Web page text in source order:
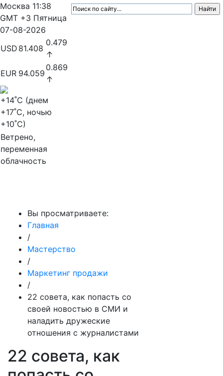
Москва 11:38
GMT +3 Пятница
07-08-2026
USD 81.408
0.479
↑
EUR 94.059
0.869
↑
+14˚C (днем
+17˚C, ночью
+10˚C)
Ветрено,
переменная
облачность
Вы просматриваете:
Главная
/
Мастерство
/
Маркетинг продажи
/
22 совета, как попасть со
своей новостью в СМИ и
наладить дружеские
отношения с журналистами
22 совета, как